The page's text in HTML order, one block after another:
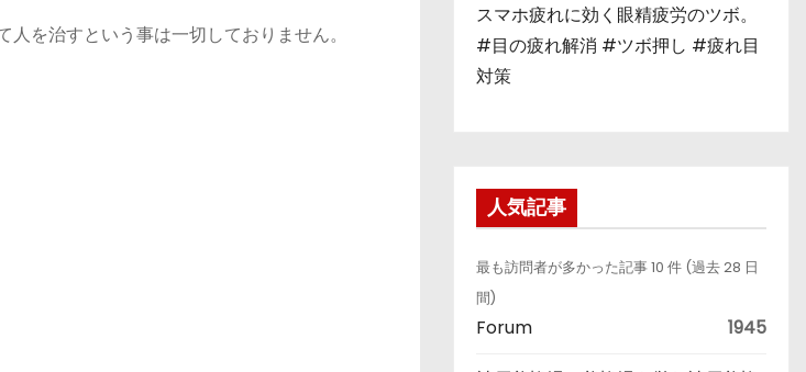
を治すという事は一切しておりません。
スマホ疲れに効く眼精疲労のツボ。
#目の疲れ解消 #ツボ押し #疲れ目
対策
人気記事
最も訪問者が多かった記事 10 件 (過去 28 日
間)
Forum 1945